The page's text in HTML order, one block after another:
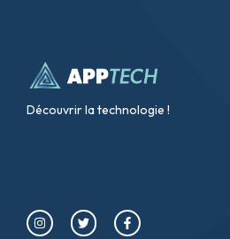
Découvrir la technologie !